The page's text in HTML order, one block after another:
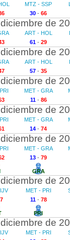
MTZ - SSP
30 - 66
de
ART - HOL
61 - 29
de
ART - HOL
57 - 35
de
MET - GRA
11- 86
de
MET - GRA
14 - 74
de
MET - GRA
13 - 79
GRA
de
7
MET - PRI
11- 78
PRI
de
MET - PRI